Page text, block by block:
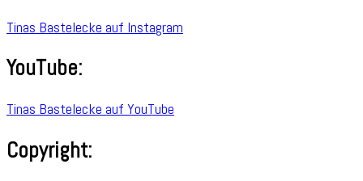
Tinas Bastelecke auf Instagram
YouTube:
Tinas Bastelecke auf YouTube
Copyright: